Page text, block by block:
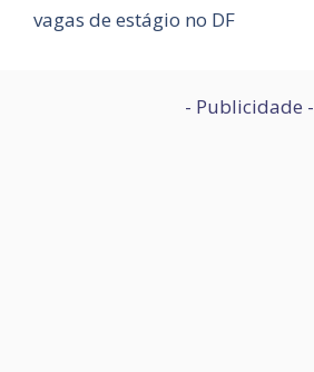
vagas de estágio no DF
- Publicidade -